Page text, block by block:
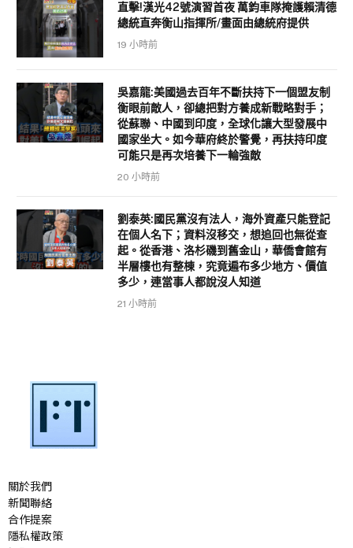
直擊!漢光42號演習首夜 萬鈞車隊掩護賴清德
總統直奔衡山指揮所/畫面由總統府提供
19 小時前
吳嘉龍:美國過去百年不斷扶持下一個盟友制
衡眼前敵人，卻總把對方養成新戰略對手；
從蘇聯、中國到印度，全球化讓大型發展中
國家坐大。如今華府終於警覺，再扶持印度
可能只是再次培養下一輪強敵
20 小時前
劉泰英:國民黨沒有法人，海外資產只能登記
在個人名下；資料沒移交，想追回也無從查
起。從香港、洛杉磯到舊金山，華僑會館有
半層樓也有整棟，究竟遍布多少地方、價值
多少，連當事人都說沒人知道
21 小時前
關於我們
新聞聯絡
合作提案
隱私權政策